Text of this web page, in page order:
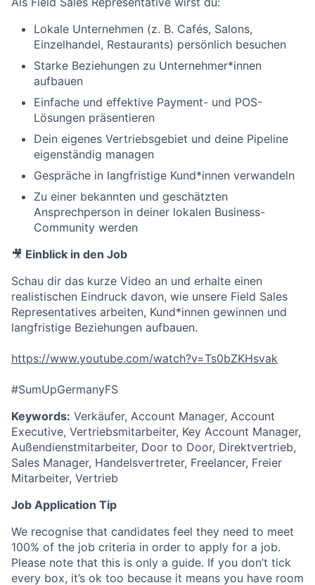
Lokale Unternehmen (z. B. Cafés, Salons,
Einzelhandel, Restaurants) persönlich besuchen
Starke Beziehungen zu Unternehmer*innen
aufbauen
Einfache und effektive Payment- und POS-
Lösungen präsentieren
Dein eigenes Vertriebsgebiet und deine Pipeline
eigenständig managen
Gespräche in langfristige Kund*innen verwandeln
Zu einer bekannten und geschätzten
Ansprechperson in deiner lokalen Business-
Community werden
🎥 Einblick in den Job
Schau dir das kurze Video an und erhalte einen
realistischen Eindruck davon, wie unsere Field Sales
Representatives arbeiten, Kund*innen gewinnen und
langfristige Beziehungen aufbauen.
https://www.youtube.com/watch?v=Ts0bZKHsvak
#SumUpGermanyFS
Keywords: Verkäufer, Account Manager, Account
Executive, Vertriebsmitarbeiter, Key Account Manager,
Außendienstmitarbeiter, Door to Door, Direktvertrieb,
Sales Manager, Handelsvertreter, Freelancer, Freier
Mitarbeiter, Vertrieb
Job Application Tip
We recognise that candidates feel they need to meet
100% of the job criteria in order to apply for a job.
Please note that this is only a guide. If you don’t tick
every box, it’s ok too because it means you have room